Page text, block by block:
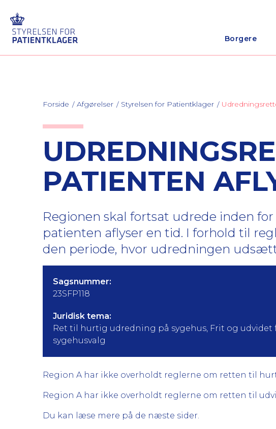
Borgere
Forside Afgørelser Styrelsen for Patientklager
PATIENTEN
Regionen skal fortsat udrede inden
patienten aflyser en tid. I forhold til
den periode, hvor udredningen
Sagsnummer:
23SFP118
Juridisk tema:
Ret til hurtig udredning på sygehus, Frit og udvidet
sygehusvalg
Region A har ikke overholdt reglerne om retten til
Region A har ikke overholdt reglerne om retten til
Du kan læse mere på de næste sider.